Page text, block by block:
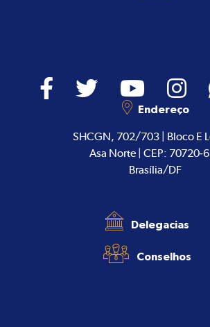
Endereço
SHCGN, 702/703 | Bloco E
Asa Norte | CEP: 70720-
Brasília/DF
Delegacias
Conselhos